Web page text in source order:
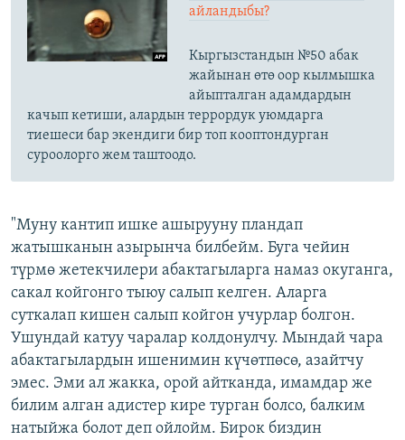
айландыбы?
Кыргызстандын №50 абак
жайынан өтө оор кылмышка
айыпталган адамдардын
качып кетиши, алардын террордук уюмдарга
тиешеси бар экендиги бир топ кооптондурган
суроолорго жем таштоодо.
"Муну кантип ишке ашырууну пландап
жатышканын азырынча билбейм. Буга чейин
түрмө жетекчилери абактагыларга намаз окуганга,
сакал койгонго тыюу салып келген. Аларга
суткалап кишен салып койгон учурлар болгон.
Ушундай катуу чаралар колдонулчу. Мындай чара
абактагылардын ишенимин күчөтпөсө, азайтчу
эмес. Эми ал жакка, орой айтканда, имамдар же
билим алган адистер кире турган болсо, балким
натыйжа болот деп ойлойм. Бирок биздин